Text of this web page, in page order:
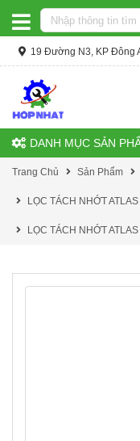
19 Đường N3, KP Đông
DANH MỤC SẢN
Trang Chủ Sản Phẩm
LỌC TÁCH NHỚT
LỌC TÁCH NHỚT